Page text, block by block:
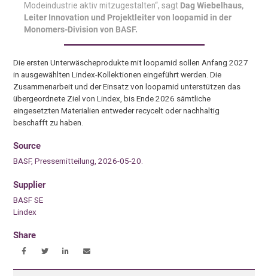
Modeindustrie aktiv mitzugestalten“, sagt Dag Wiebelhaus,
Leiter Innovation und Projektleiter von loopamid in der
Monomers-Division von BASF.
Die ersten Unterwäscheprodukte mit loopamid sollen Anfang 2027
in ausgewählten Lindex-Kollektionen eingeführt werden. Die
Zusammenarbeit und der Einsatz von loopamid unterstützen das
übergeordnete Ziel von Lindex, bis Ende 2026 sämtliche
eingesetzten Materialien entweder recycelt oder nachhaltig
beschafft zu haben.
Source
BASF, Pressemitteilung, 2026-05-20.
Supplier
BASF SE
Lindex
Share